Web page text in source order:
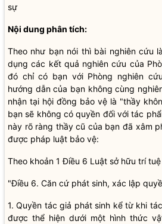
sự
Nội dung phân tích:
Theo như bạn nói thì bài nghiên cứu
dụng các kết quả nghiên cứu của
đó chỉ có bạn với Phòng nghiên
hướng dẫn của bạn không cùng
nhận tại hội đồng bảo vệ là "thầy
bạn sẽ không có quyền đối với tác
này rõ ràng thầy cũ của bạn đã xâm
được pháp luật bảo vệ:
Theo khoản 1 Điều 6 Luật sở hữu trí
"Điều 6. Căn cứ phát sinh, xác lập
1. Quyền tác giả phát sinh kể từ khi
được thể hiện d­ưới một hình thức